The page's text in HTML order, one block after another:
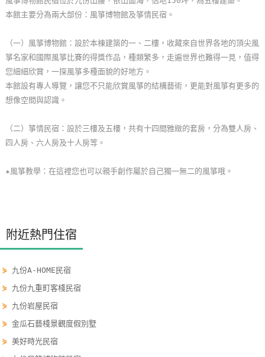
客
滿
度
訂
單
理
會
服
聯
絡
本館主要分為兩大部份：風箏博物館及箏情民宿。
（一）風箏博物館：設於本棟建築的一、二樓，收藏來自世界各地的頂尖風
箏名家和國際風箏比賽的得獎作品，種類繁多，走遍世界也難得一見，值得
您細細欣賞，一探風箏多種面貌的好地方。
本館設有專人導覽，讓您不只能欣賞風箏的結構藝術，更能對風箏有更多的
想像空間與認識。
（二）箏情民宿：設於三樓及五樓，共有十四間雅緻的套房，分為雙人房、
四人房、六人房及十人房等。
★風箏教學：在這裡您也可以親手創作屬於自己獨一無二的風箏哦。
附近熱門住宿
⋟ 九份A-HOME民宿
⋟ 九份九重町客棧民宿
⋟ 九份岩屋民宿
⋟金瓜石藝棧景觀度假別墅
⋟美好時光民宿